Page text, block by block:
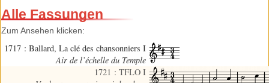
Alle Fassungen
Zum Ansehen klicken:
1717 : Ballard, La clé des chansonniers I
Air de l’échelle du Temple
1721 : TFLO I